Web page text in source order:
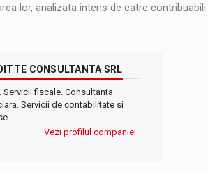
lor, analizata intens de catre contribuabili.
CONSULTANTA SRL
Servicii fiscale. Consultanta
Servicii de contabilitate si
Vezi profilul companiei